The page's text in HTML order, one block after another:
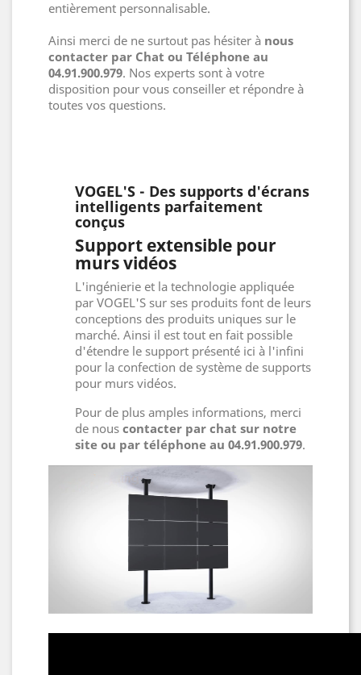
entièrement personnalisable.
Ainsi merci de ne surtout pas hésiter à nous
contacter par Chat ou Téléphone au
04.91.900.979. Nos experts sont à votre
disposition pour vous conseiller et répondre à
toutes vos questions.
VOGEL'S - Des supports d'écrans
intelligents parfaitement
conçus
Support extensible pour
murs vidéos
L'ingénierie et la technologie appliquée
par VOGEL'S sur ses produits font de leurs
conceptions des produits uniques sur le
marché. Ainsi il est tout en fait possible
d'étendre le support présenté ici à l'infini
pour la confection de système de supports
pour murs vidéos.
Pour de plus amples informations, merci
de nous contacter par chat sur notre
site ou par téléphone au 04.91.900.979.